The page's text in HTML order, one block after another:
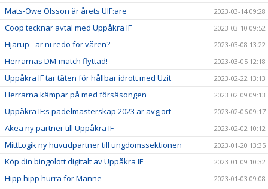
Mats-Owe Olsson är årets UIF:are 2023-03-14 09:28
Coop tecknar avtal med Uppåkra IF 2023-03-10 09:52
Hjärup - är ni redo för våren? 2023-03-08 13:22
Herrarnas DM-match flyttad! 2023-03-05 12:18
Uppåkra IF tar täten för hållbar idrott med Uzit 2023-02-22 13:13
Herrarna kämpar på med försäsongen 2023-02-09 09:13
Uppåkra IF:s padelmästerskap 2023 är avgjort 2023-02-06 09:17
Akea ny partner till Uppåkra IF 2023-02-02 10:12
MittLogik ny huvudpartner till ungdomssektionen 2023-01-20 13:35
Köp din bingolott digitalt av Uppåkra IF 2023-01-09 10:32
Hipp hipp hurra för Manne 2023-01-03 09:08